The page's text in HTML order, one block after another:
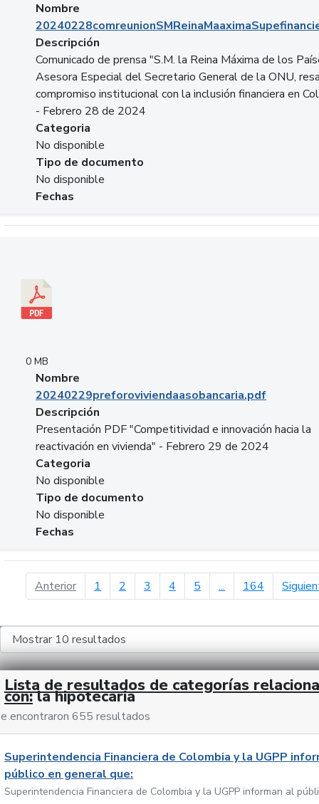
Nombre
Descripción
Comunicado de prensa "S.M. la Reina Máxima de los
Asesora Especial del Secretario General de la ONU,
compromiso institucional con la inclusión financiera en
- Febrero 28 de 2024
Categoria
No disponible
Tipo de documento
No disponible
Fechas
0 MB
Nombre
20240229preforoviviendaasobancaria.pdf
Descripción
Presentación PDF "Competitividad e innovación hacia la
reactivación en vivienda" - Febrero 29 de 2024
Categoria
No disponible
Tipo de documento
No disponible
Fechas
Anteriorpágina anterior
1 2 3 4 5 ... 164
Lista de resultados de categorías
con: la hipotecaria
encontraron 655 resultados
Superintendencia Financiera de Colombia y la UGPP
público en general que:
Superintendencia Financiera de Colombia y la UGPP informan al